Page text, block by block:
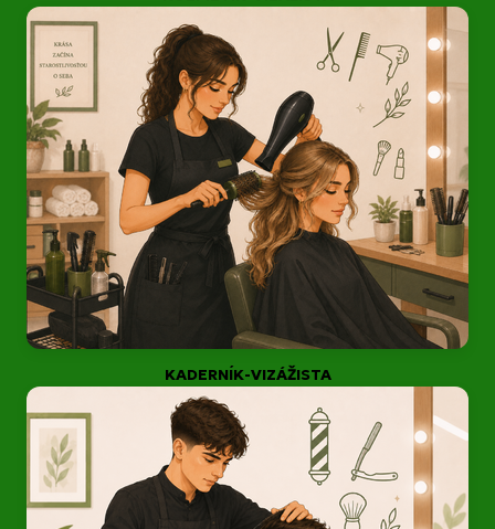
KADERNÍK-VIZÁŽISTA